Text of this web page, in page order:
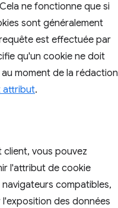
ne fonctionne que si
sont généralement
est effectuée par
qu'un cookie ne doit
moment de la rédaction
attribut.
vous pouvez
l'attribut de cookie
compatibles,
des données